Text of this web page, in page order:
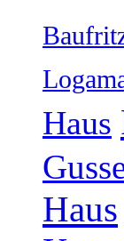
Haus
Haus